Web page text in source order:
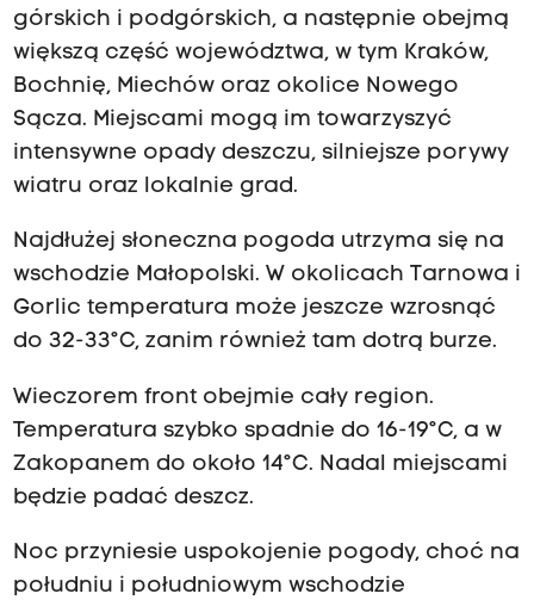
górskich i podgórskich, a następnie obejmą
większą część województwa, w tym Kraków,
Bochnię, Miechów oraz okolice Nowego
Sącza. Miejscami mogą im towarzyszyć
intensywne opady deszczu, silniejsze porywy
wiatru oraz lokalnie grad.
Najdłużej słoneczna pogoda utrzyma się na
wschodzie Małopolski. W okolicach Tarnowa i
Gorlic temperatura może jeszcze wzrosnąć
do 32-33°C, zanim również tam dotrą burze.
Wieczorem front obejmie cały region.
Temperatura szybko spadnie do 16-19°C, a w
Zakopanem do około 14°C. Nadal miejscami
będzie padać deszcz.
Noc przyniesie uspokojenie pogody, choć na
południu i południowym wschodzie